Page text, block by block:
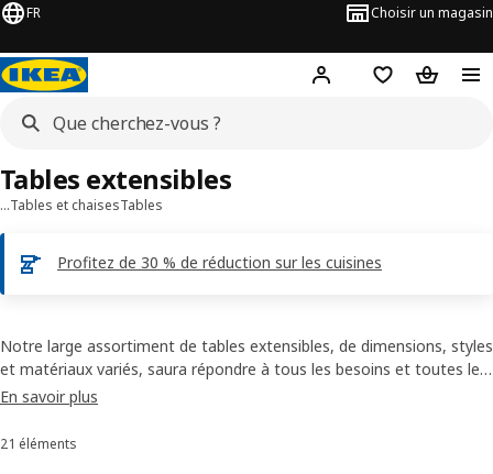
FR Choisir un magasin
Hej ! Connectez-vous
FavorisPanier
…Tables et chaisesTables
Profitez de 30 % de réduction sur les cuisines
Tables extensibles
Notre large assortiment de tables extensibles, de dimensions, styles
et matériaux variés, saura répondre à tous les besoins et toutes les
situations, que vous viviez seul dans un studio ou que vous receviez
En savoir plus
Trier et filtrer
21 éléments